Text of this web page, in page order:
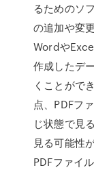
るためのソ
の追加や変
Wordや
作成したデ
くことがで
点、PDFフ
じ状態で見
見る可能性
PDFファイ